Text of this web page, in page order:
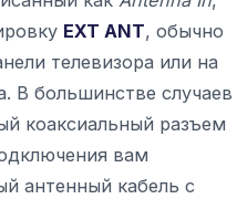
EXT ANT, обычно
телевизора или на
В большинстве случаев
коаксиальный разъем
вам
антенный кабель с